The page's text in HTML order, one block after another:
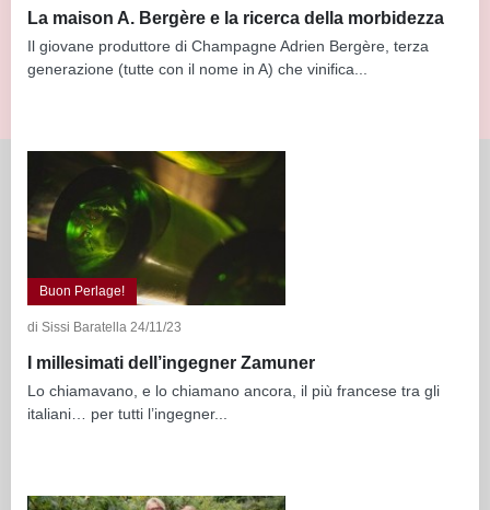
La maison A. Bergère e la ricerca della morbidezza
Il giovane produttore di Champagne Adrien Bergère, terza
generazione (tutte con il nome in A) che vinifica...
Buon Perlage!
di Sissi Baratella 24/11/23
I millesimati dell’ingegner Zamuner
Lo chiamavano, e lo chiamano ancora, il più francese tra gli
italiani… per tutti l’ingegner...